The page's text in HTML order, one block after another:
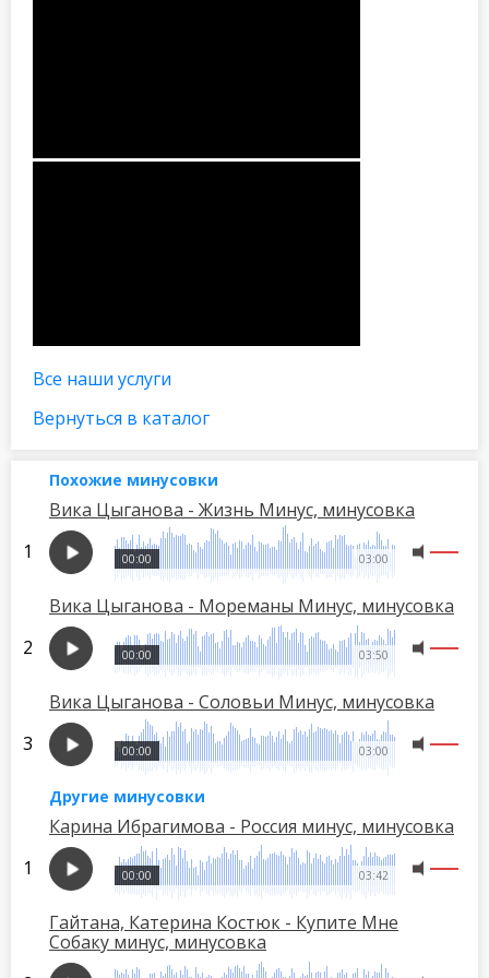
Все наши услуги
Вернуться в каталог
Похожие минусовки
Вика Цыганова - Жизнь Минус, минусовка
03:00
00:00
Вика Цыганова - Мореманы Минус, минусовка
03:50
00:00
Вика Цыганова - Соловьи Минус, минусовка
03:00
00:00
Другие минусовки
Карина Ибрагимова - Россия минус, минусовка
03:42
00:00
Гайтана, Катерина Костюк - Купите Мне
Собаку минус, минусовка